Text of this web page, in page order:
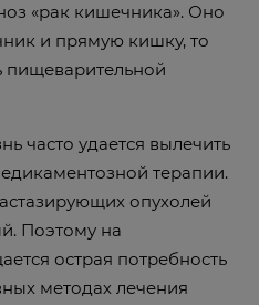
«рак кишечника». Оно
и прямую кишку, то
пищеварительной
часто удается вылечить
терапии.
опухолей
Поэтому на
острая потребность
методах лечения